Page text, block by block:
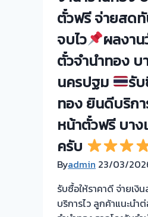
ไถ่ถอน
โรง
จำนำ
ร้าน
ทอง
ประเมิน
หน้า
ตั๋ว
ฟรี
จ่าย
ทันที
ไม่
ตั๋วฟรี จ่ายสด
จบไว
ผลงา
ตั๋วจำนำทอง บ
นครปฐม
รั
ทอง ยินดีบริกา
หน้าตั๋วฟรี บา
ครับ
Byadmin 23/03/
รับซื้อให้ราคาดี จ่ายเงิ
บริการไว ลูกค้าแนะน